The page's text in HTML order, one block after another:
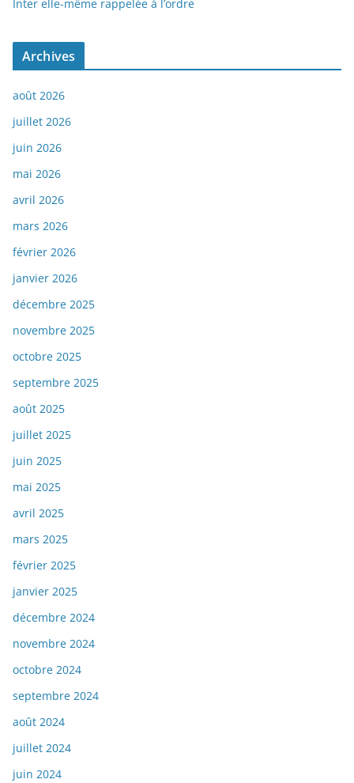
Inter elle-même rappelée à l’ordre
Archives
août 2026
juillet 2026
juin 2026
mai 2026
avril 2026
mars 2026
février 2026
janvier 2026
décembre 2025
novembre 2025
octobre 2025
septembre 2025
août 2025
juillet 2025
juin 2025
mai 2025
avril 2025
mars 2025
février 2025
janvier 2025
décembre 2024
novembre 2024
octobre 2024
septembre 2024
août 2024
juillet 2024
juin 2024